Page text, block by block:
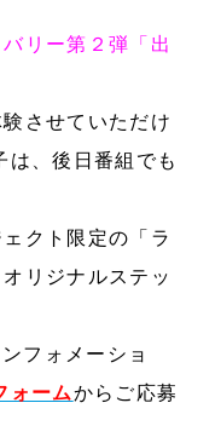
リー第２弾「出
させていただけ
は、後日番組でも
クト限定の「ラ
リジナルステッ
フォメーショ
ォームからご応募